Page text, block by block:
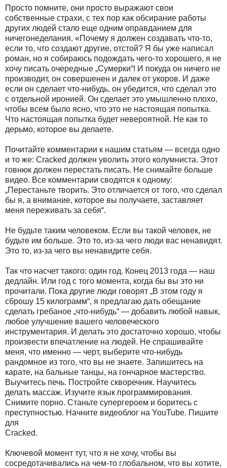
Просто помните, они просто выражают свои
собственные страхи, с тех пор как обсирание работы
других людей стало еще одним оправданием для
ничегонеделания. «Почему я должен создавать что-то,
если то, что создают другие, отстой? Я бы уже написал
роман, но я собираюсь подождать чего-то хорошего, я не
хочу писать очередные „Сумерки“! И покуда он ничего не
производит, он совершенен и далек от укоров. И даже
если он сделает что-нибудь, он убедится, что сделал это
с отдельной иронией. Он сделает это умышленно плохо,
чтобы всем было ясно, что это не настоящая попытка.
Что настоящая попытка будет невероятной. Не как то
дерьмо, которое вы делаете.
Почитайте комментарии к нашим статьям — всегда одно
и то же: Cracked должен уволить этого колумниста. Этот
говнюк должен перестать писать. Не снимайте больше
видео. Все комментарии сводятся к одному:
„Перестаньте творить. Это отличается от того, что сделал
бы я, а внимание, которое вы получаете, заставляет
меня переживать за себя“.
Не будьте таким человеком. Если вы такой человек, не
будьте им больше. Это то, из-за чего люди вас ненавидят.
Это то, из-за чего вы ненавидите себя.
Так что насчет такого: один год. Конец 2013 года — наш
дедлайн. Или год с того момента, когда бы вы это ни
прочитали. Пока другие люди говорят „В этом году я
сброшу 15 килограмм“, я предлагаю дать обещание
сделать гребаное „что-нибудь“ — добавить любой навык,
любое улучшение вашего человеческого
инструментария. И делать это достаточно хорошо, чтобы
произвести впечатление на людей. Не спрашивайте
меня, что именно — черт, выберите что-нибудь
рандомное из того, что вы не знаете. Запишитесь на
карате, на бальные танцы, на гончарное мастерство.
Выучитесь печь. Постройте скворечник. Научитесь
делать массаж. Изучите язык программирования.
Снимите порно. Станьте супергероем и боритесь с
преступностью. Начните видеоблог на YouTube. Пишите
для
Cracked.
Ключевой момент тут, что я не хочу, чтобы вы
сосредотачивались на чем-то глобальном, что вы хотите,